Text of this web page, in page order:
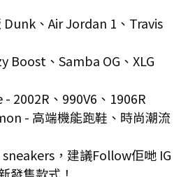
Dunk、Air Jordan 1、Travis
Boost、Samba OG、XLG
2002R、990V6、1906R
- 高端機能跑鞋、時尚潮流
，建議Follow佢哋 IG
發售款式！